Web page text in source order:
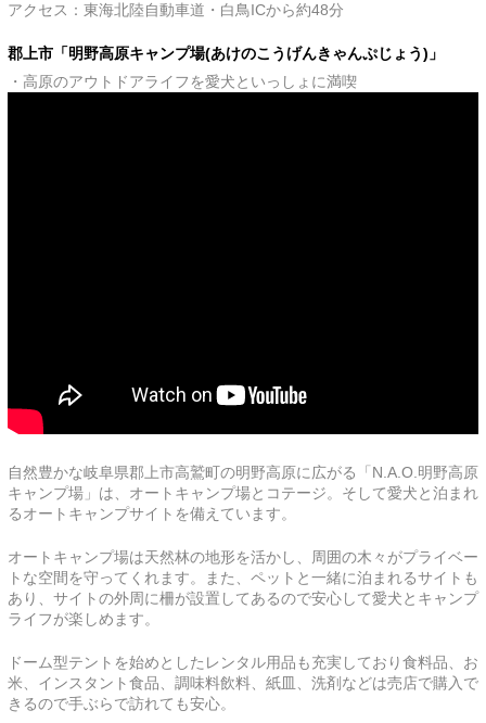
アクセス：東海北陸自動車道・白鳥ICから約48分
郡上市「明野高原キャンプ場(あけのこうげんきゃんぷじょう)」
・高原のアウトドアライフを愛犬といっしょに満喫
自然豊かな岐阜県郡上市高鷲町の明野高原に広がる「N.A.O.明野高原
キャンプ場」は、オートキャンプ場とコテージ。そして愛犬と泊まれ
るオートキャンプサイトを備えています。
オートキャンプ場は天然林の地形を活かし、周囲の木々がプライベー
トな空間を守ってくれます。また、ペットと一緒に泊まれるサイトも
あり、サイトの外周に柵が設置してあるので安心して愛犬とキャンプ
ライフが楽しめます。
ドーム型テントを始めとしたレンタル用品も充実しており食料品、お
米、インスタント食品、調味料飲料、紙皿、洗剤などは売店で購入で
きるので手ぶらで訪れても安心。